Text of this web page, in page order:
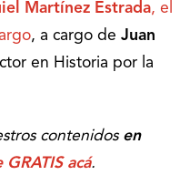
Martínez Estrada, el
, a cargo de Juan
en Historia por la
contenidos en
acá.